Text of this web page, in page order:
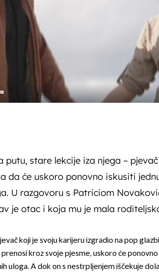
putu, stare lekcije iza njega –
da će uskoro ponovno iskusiti
U razgovoru s Patriciom
je otac i koja mu je mala
koji je svoju karijeru izgradio na pop
kroz svoje pjesme, uskoro će
uloga. A dok on s nestrpljenjem iščekuje